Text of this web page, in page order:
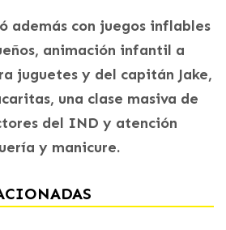
además con juegos inflables
animación infantil a
juguetes y del capitán Jake,
una clase masiva de
del IND y atención
y manicure.